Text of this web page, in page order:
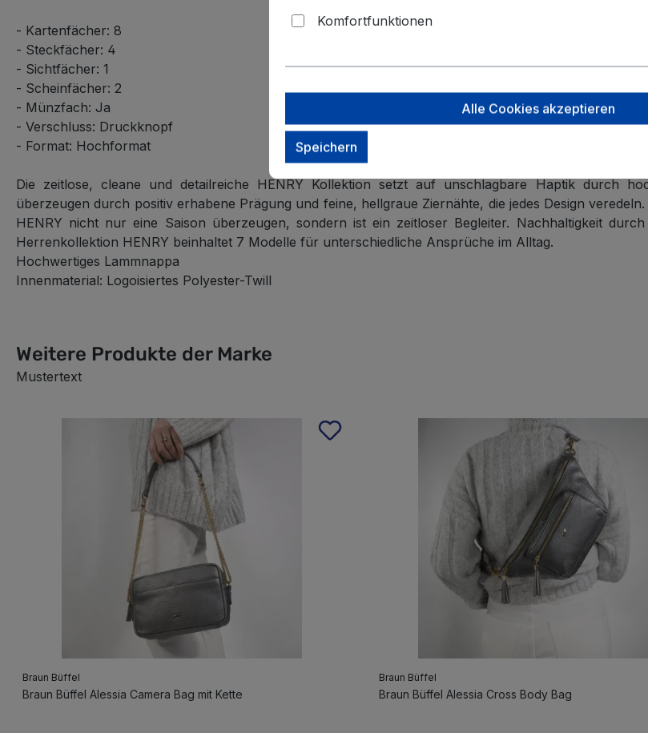
- Kartenfächer: 8
- Steckfächer: 4
- Sichtfächer: 1
- Scheinfächer: 2
- Münzfach: Ja
- Verschluss: Druckknopf
- Format: Hochformat
Die zeitlose, cleane und detailreiche HENRY Kollektion setzt auf unschlagbare Haptik durch
überzeugen durch positiv erhabene Prägung und feine, hellgraue Ziernähte, die jedes Design
HENRY nicht nur eine Saison überzeugen, sondern ist ein zeitloser Begleiter. Nachhaltigkeit
Herrenkollektion HENRY beinhaltet 7 Modelle für unterschiedliche Ansprüche im Alltag.
Hochwertiges Lammnappa
Innenmaterial: Logoisiertes Polyester-Twill
Weitere Produkte der Marke
Mustertext
Produktgalerie überspringen
Braun Büffel
Braun Büffel Alessia Camera Bag mit Kette
Braun Büffel
Braun Büffel Alessia Cross Body Bag
Komfortfunktionen
Alle Cookies akzeptieren
Speichern